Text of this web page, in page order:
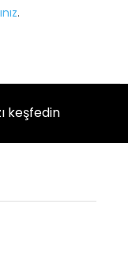
.
keşfedin